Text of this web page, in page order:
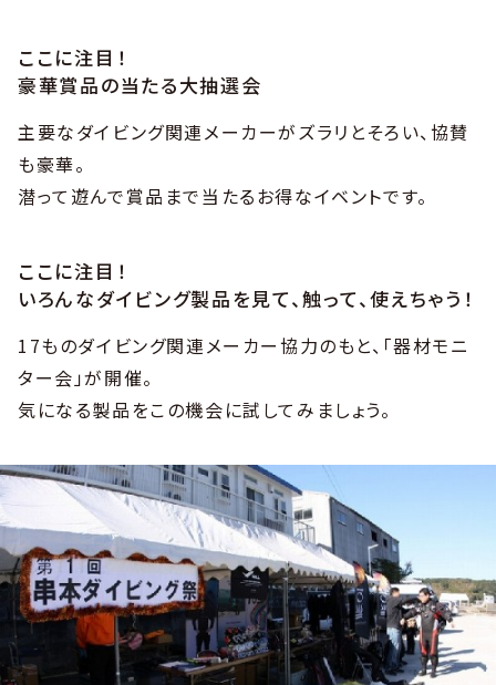
ここに注目！
豪華賞品の当たる大抽選会
主要なダイビング関連メーカーがズラリとそろい、協賛
も豪華。
潜って遊んで賞品まで当たるお得なイベントです。
ここに注目！
いろんなダイビング製品を見て、触って、使えちゃう！
17ものダイビング関連メーカー協力のもと、「器材モニ
ター会」が開催。
気になる製品をこの機会に試してみましょう。